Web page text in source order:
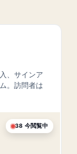
、サインア
。訪問者は
38 今閲覧中